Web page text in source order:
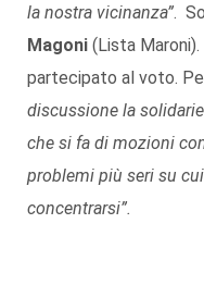
la nostra vicinanza”.
Magoni (Lista
partecipato al voto.
discussione la
che si fa di mozioni
problemi più seri su
concentrarsi”.